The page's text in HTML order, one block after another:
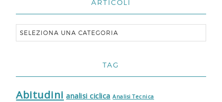
ARTICOLI
TAG
Abitudini analisi ciclica Analisi Tecnica